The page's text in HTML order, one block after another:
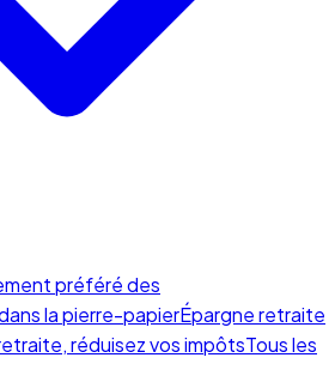
préféré des
la pierre-papierÉpargne retraite
réduisez vos impôtsTous les